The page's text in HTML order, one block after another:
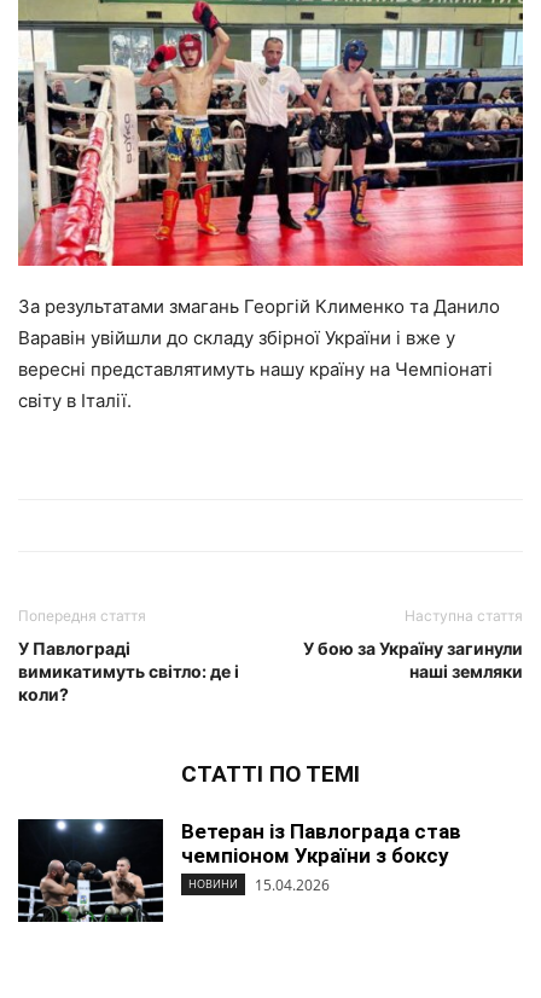
За результатами змагань Георгій Клименко та Данило
Варавін увійшли до складу збірної України і вже у
вересні представлятимуть нашу країну на Чемпіонаті
світу в Італії.
Попередня стаття
У Павлограді
вимикатимуть світло: де і
коли?
Наступна стаття
У бою за Україну загинули
наші земляки
СТАТТІ ПО ТЕМІ
Ветеран із Павлограда став
чемпіоном України з боксу
НОВИНИ 15.04.2026